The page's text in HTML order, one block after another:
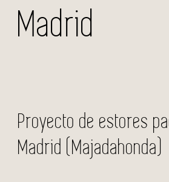
Madrid
Proyecto de estores
Madrid (Majadahonda)